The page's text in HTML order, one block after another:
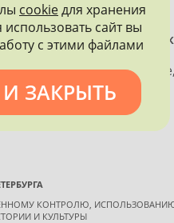
ПРАВИТЕЛЬСТВА
размещенных на
правообладателя и
источник информации.
КОНТРОЛЮ,
И КУЛЬТУРЫ
cookieдля хранения
сайт вы
с этими файлами
ЗАКРЫТЬ